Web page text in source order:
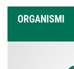
ORGANISMI